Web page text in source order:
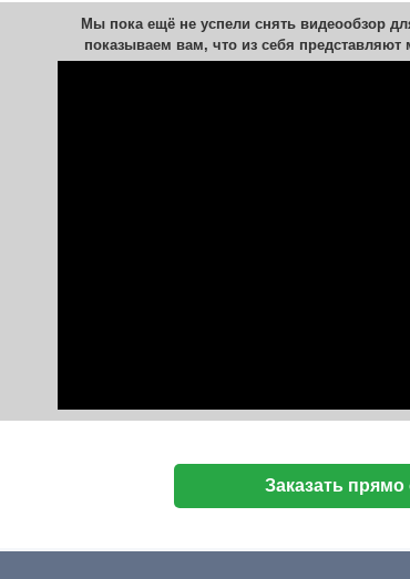
Мы пока ещё не успели снять видеообзор
показываем вам, что из себя представляют
Заказать прямо